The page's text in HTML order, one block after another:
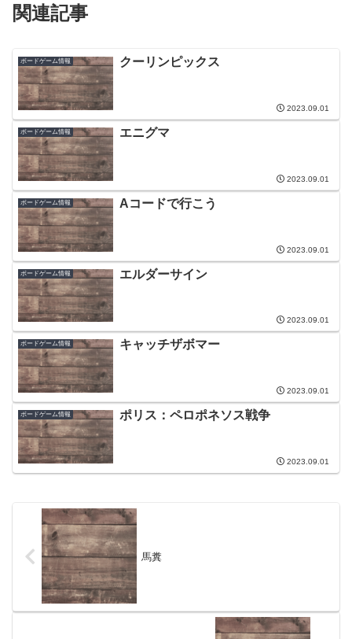
関連記事
ボードゲーム情報 クーリンピックス
2023.09.01
ボードゲーム情報 エニグマ
2023.09.01
ボードゲーム情報 Aコードで行こう
2023.09.01
ボードゲーム情報 エルダーサイン
2023.09.01
ボードゲーム情報 キャッチザボマー
2023.09.01
ボードゲーム情報 ポリス：ペロポネソス戦争
2023.09.01
馬糞